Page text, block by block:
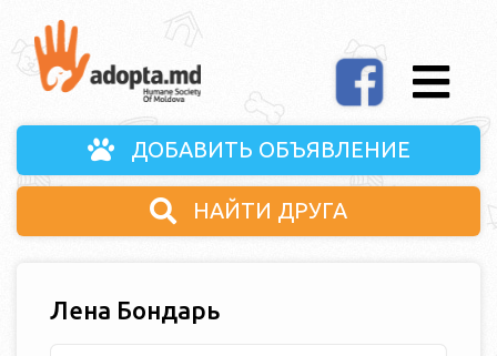
ДОБАВИТЬ ОБЪЯВЛЕНИЕ
НАЙТИ ДРУГА
Лена Бондарь